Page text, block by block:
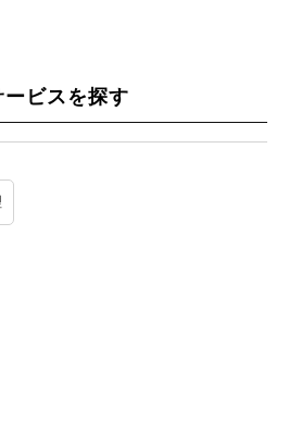
ビスを探す